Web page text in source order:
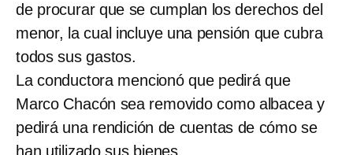
de procurar que se cumplan los derechos del
menor, la cual incluye una pensión que cubra
todos sus gastos.
La conductora mencionó que pedirá que
Marco Chacón sea removido como albacea y
pedirá una rendición de cuentas de cómo se
han utilizado sus bienes.